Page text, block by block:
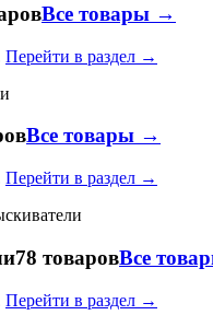
Все товары →
Перейти в раздел →
Все товары →
Перейти в раздел →
78 товаровВсе
Перейти в раздел →